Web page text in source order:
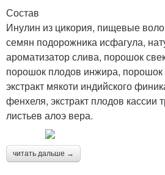
Состав
Инулин из цикория, пищевые
семян подорожника исфагула,
ароматизатор слива, порошок
порошок плодов инжира,
экстракт мякоти индийского
фенхеля, экстракт плодов кассии
листьев алоэ вера.
читать дальше →